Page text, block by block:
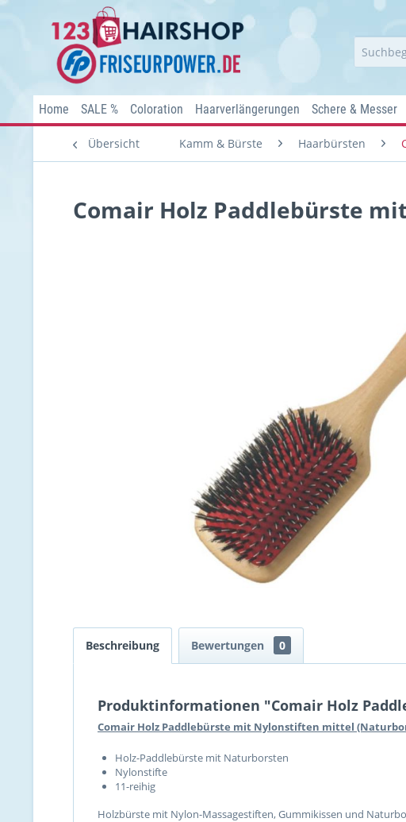
Home SALE % Coloration Haarverlängerungen Schere & Messer
Übersicht Kamm & Bürste Haarbürsten
Comair Holz Paddlebürste
Beschreibung Bewertungen 0
Produktinformationen "Comair Holz
Comair Holz Paddlebürste mit Nylonstiften mittel
Holz-Paddlebürste mit Naturborsten
Nylonstifte
11-reihig
Holzbürste mit Nylon-Massagestiften, Gummikissen und